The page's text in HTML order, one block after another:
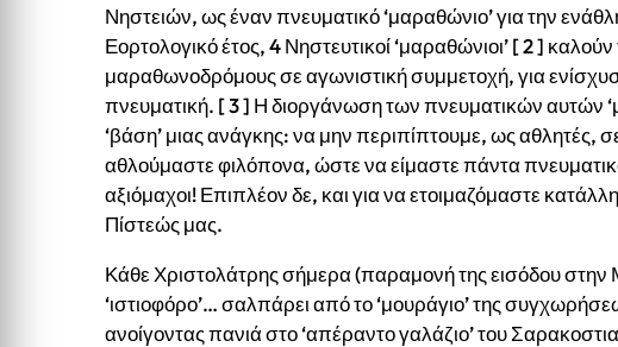
Νηστειών, ως έναν πνευματικό ‘μαραθώνιο’ για την
Εορτολογικό έτος, 4 Νηστευτικοί ‘μαραθώνιοι’ [ 2 ]
μαραθωνοδρόμους σε αγωνιστική συμμετοχή, για
πνευματική. [ 3 ] Η διοργάνωση των πνευματικών αυτών
‘βάση’ μιας ανάγκης: να μην περιπίπτουμε, ως αθλητές,
αθλούμαστε φιλόπονα, ώστε να είμαστε πάντα
αξιόμαχοι! Επιπλέον δε, και για να ετοιμαζόμαστε
Πίστεώς μας.
Κάθε Χριστολάτρης σήμερα (παραμονή της εισόδου
‘ιστιοφόρο’… σαλπάρει από το ‘μουράγιο’ της
ανοίγοντας πανιά στο ‘απέραντο γαλάζιο’ του